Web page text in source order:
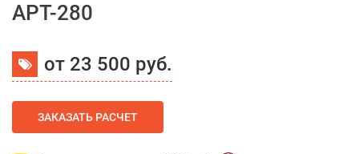
АРТ-280
от 23 500 руб.
ЗАКАЗАТЬ РАСЧЕТ